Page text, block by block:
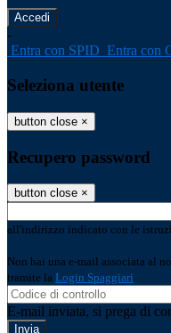
-
Entra con SPID Entra con
Seleziona utente
button close ×
Recupero password
button close ×
all'indirizzo indicato con le
Non hai una e-mail associata al
tramite la Login Spaggiari
E-mail inviata, si prega di